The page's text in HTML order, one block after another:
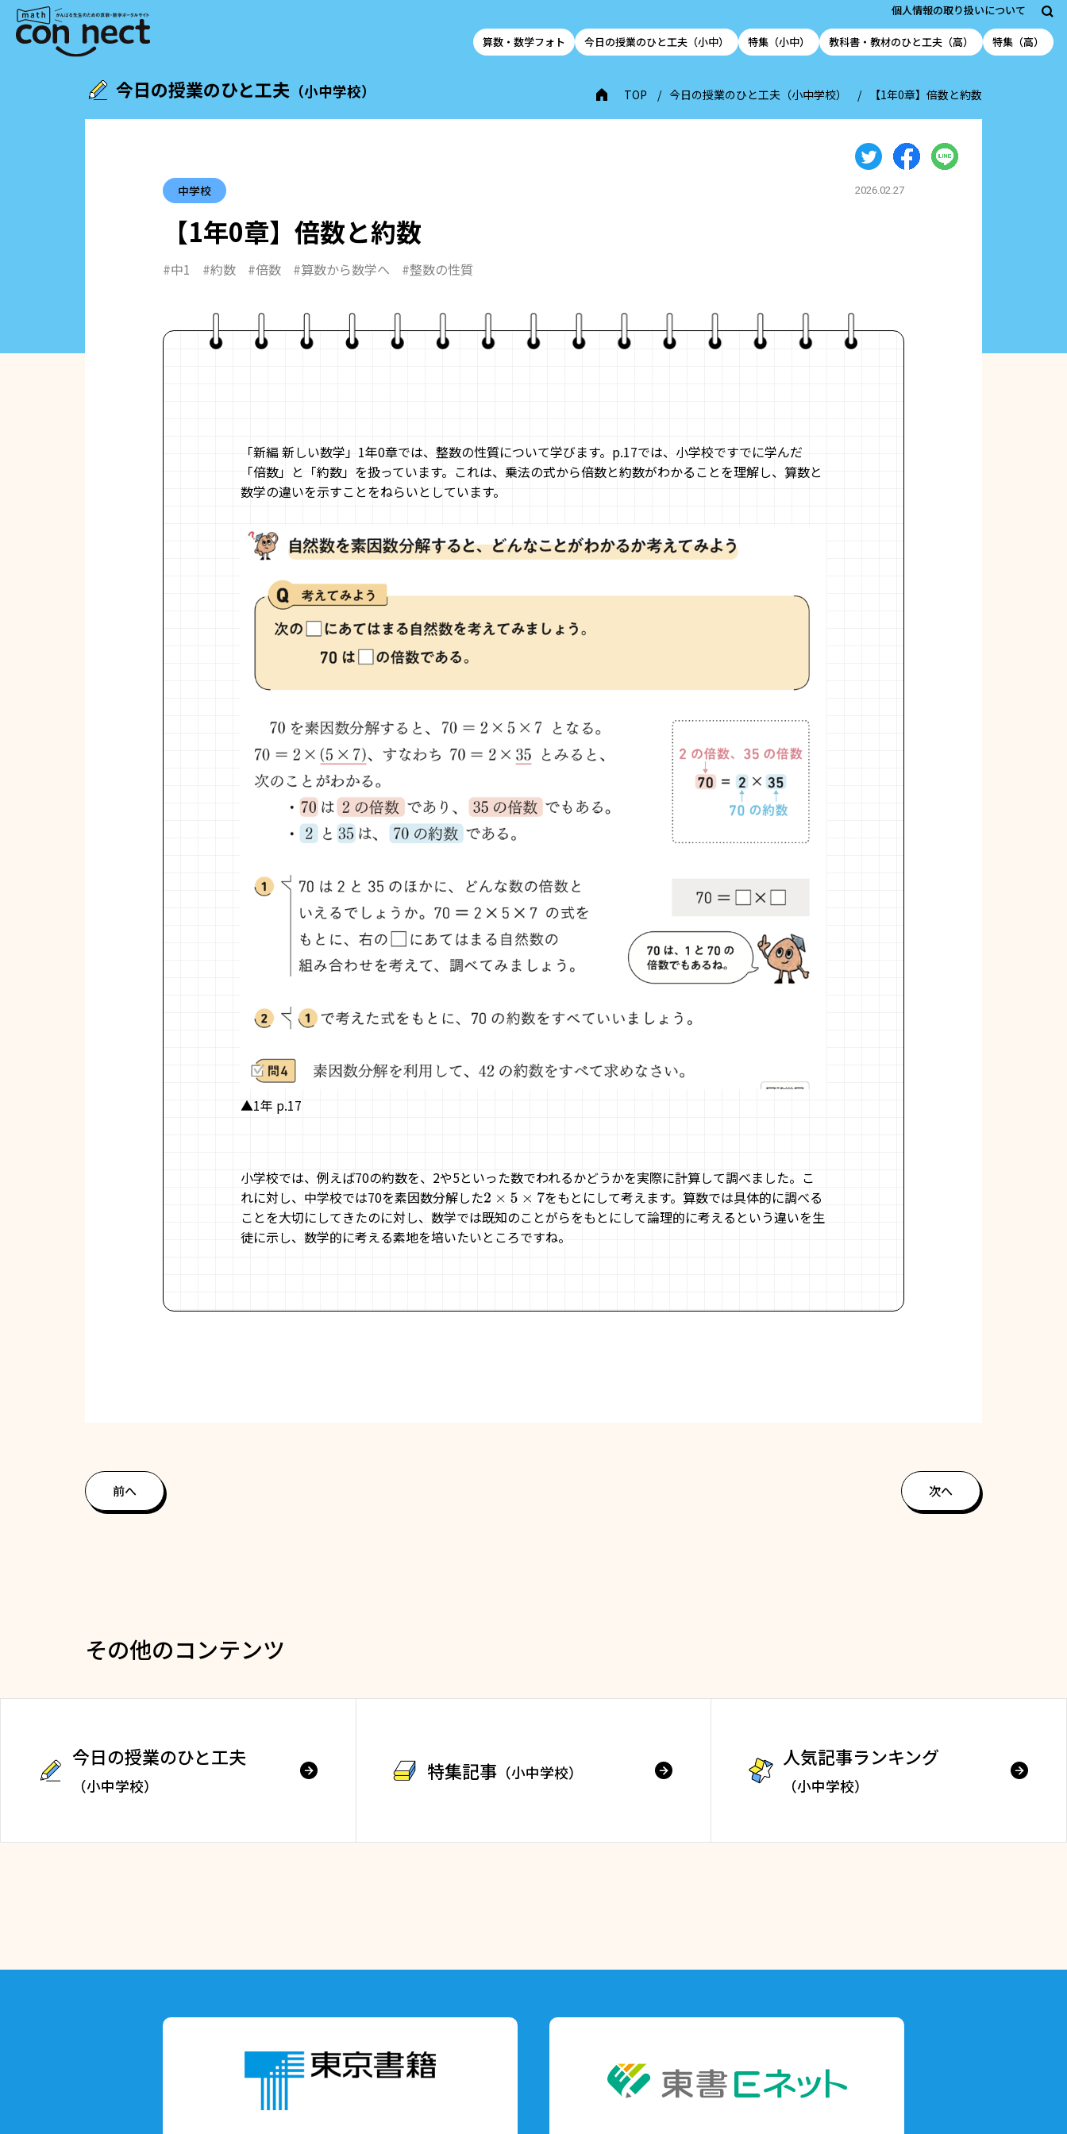
個人情報の取り扱いについて
算数・数学フォト 今日の授業のひと工夫（小中） 特集（小中） 教科書・教材のひと工夫（高） 特集（高）
今日の授業のひと工夫 （小中学校） TOP 今日の授業のひと工夫（小中学校） 【1年0章】倍数と約数
中学校 2026.02.27
【1年0章】 倍数と約数
#中1 #約数 #倍数 #算数から数学へ #整数の性質
「新編 新しい数学」1年0章では、整数の性質について学びます。p.17では、小学校ですでに学んだ
「倍数」と「約数」を扱っています。これは、乗法の式から倍数と約数がわかることを理解し、算数と
数学の違いを示すことをねらいとしています。
▲1年 p.17
小学校では、例えば70の約数を、2や5といった数でわれるかどうかを実際に計算して調べました。こ
れに対し、中学校では70を素因数分解した2×5 × 7
をもとにして考えます。算数では具体的に調べる
ことを大切にしてきたのに対し、数学では既知のことがらをもとにして論理的に考えるという違いを生
徒に示し、数学的に考える素地を培いたいところですね。
前へ 次へ
その他のコンテンツ
今日の授業のひと工夫
（小中学校）
特集記事 （小中学校）
人気記事ランキング
（小中学校）